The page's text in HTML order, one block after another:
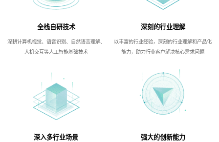
全栈自研技术
深耕计算机视觉、语音识别、自然语言理解、
人机交互等人工智能基础技术
深刻的行业理解
以丰富的行业经验，深刻的行业理解和产品化
能力，助力行业客户解决核心需求问题
深入多行业场景 强大的创新能力